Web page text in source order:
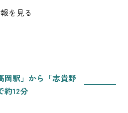
を見る
岡駅」から「志貴野
約12分